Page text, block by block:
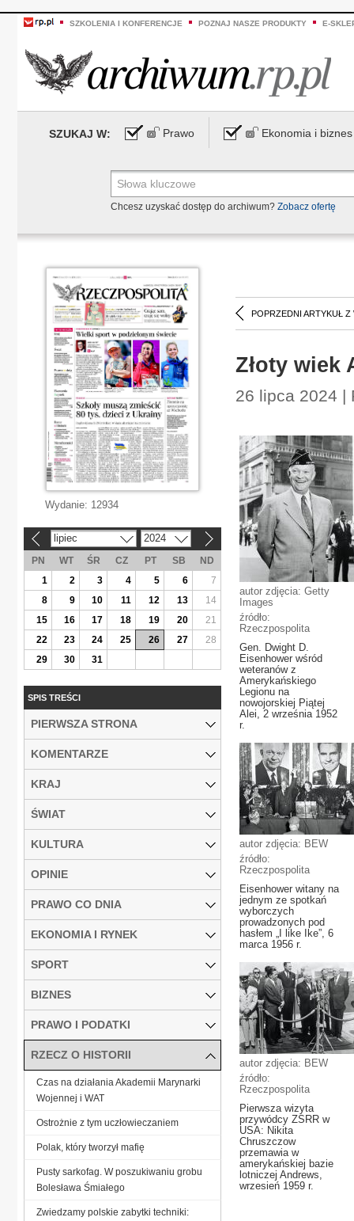
SZKOLENIA I KONFERENCJE POZNAJ NASZE PRODUKTY E-
SZUKAJ W: Prawo Ekonomia i biznes
Chcesz uzyskać dostęp do archiwum? Zobacz ofertę
POPRZEDNI ARTYKUŁ Z
Złoty wiek
26 lipca 2024 |
autor zdjęcia: Getty
Images
źródło:
Rzeczpospolita
Gen. Dwight D.
Eisenhower wśród
weteranów z
Amerykańskiego
Legionu na
nowojorskiej Piątej
Alei, 2 września 1952
r.
autor zdjęcia: BEW
źródło:
Rzeczpospolita
Eisenhower witany na
jednym ze spotkań
wyborczych
prowadzonych pod
hasłem „I like Ike”, 6
marca 1956 r.
autor zdjęcia: BEW
źródło:
Rzeczpospolita
Pierwsza wizyta
przywódcy ZSRR w
USA: Nikita
Chruszczow
przemawia w
amerykańskiej bazie
lotniczej Andrews,
wrzesień 1959 r.
Wydanie: 12934
lipiec 2024
PN WT ŚR CZ PT SB
ND
1
2 3 4 5 6
7
8
9 10 11 12 13
14
15
16 17 18 19 20
21
22
23 24 25 26 27
28
29
30 31
SPIS TREŚCI
PIERWSZA STRONA
KOMENTARZE
KRAJ
ŚWIAT
KULTURA
OPINIE
PRAWO CO DNIA
EKONOMIA I RYNEK
SPORT
BIZNES
PRAWO I PODATKI
RZECZ O HISTORII
Czas na działania Akademii Marynarki
Wojennej i WAT
Ostrożnie z tym uczłowieczaniem
Polak, który tworzył mafię
Pusty sarkofag. W poszukiwaniu grobu
Bolesława Śmiałego
Zwiedzamy polskie zabytki techniki: